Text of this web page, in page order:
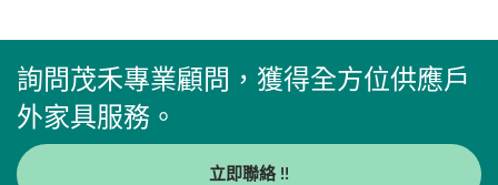
詢問茂禾專業顧問，獲得全方位供應戶
外家具服務。
立即聯絡 !!